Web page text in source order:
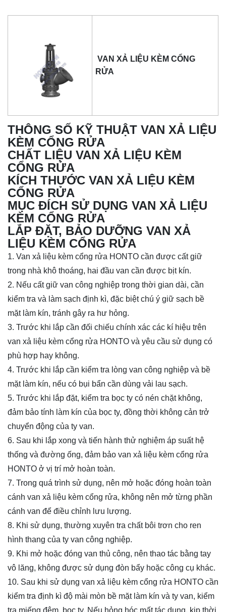
VAN XẢ LIỆU KÈM CỔNG
RỬA
THÔNG SỐ KỸ THUẬT VAN XẢ LIỆU
KÈM CỔNG RỬA
CHẤT LIỆU VAN XẢ LIỆU KÈM
CỔNG RỬA
KÍCH THƯỚC VAN XẢ LIỆU KÈM
CỔNG RỬA
MỤC ĐÍCH SỬ DỤNG VAN XẢ LIỆU
KÈM CỔNG RỬA
LẮP ĐẶT, BẢO DƯỠNG VAN XẢ
LIỆU KÈM CỔNG RỬA
1. Van xả liệu kèm cổng rửa HONTO cần được cất giữ
trong nhà khô thoáng, hai đầu van cần được bịt kín.
2. Nếu cất giữ van công nghiệp trong thời gian dài, cần
kiểm tra và làm sạch định kì, đặc biệt chú ý giữ sạch bề
mặt làm kín, tránh gây ra hư hỏng.
3. Trước khi lắp cần đối chiếu chính xác các kí hiệu trên
van xả liệu kèm cổng rửa HONTO và yêu cầu sử dụng có
phù hợp hay không.
4. Trước khi lắp cần kiểm tra lòng van công nghiệp và bề
mặt làm kín, nếu có bụi bẩn cần dùng vải lau sạch.
5. Trước khi lắp đặt, kiểm tra bọc ty có nén chặt không,
đảm bảo tính làm kín của bọc ty, đồng thời không cản trở
chuyển động của ty van.
6. Sau khi lắp xong và tiến hành thử nghiệm áp suất hệ
thống và đường ống, đảm bảo van xả liệu kèm cổng rửa
HONTO ở vị trí mở hoàn toàn.
7. Trong quá trình sử dụng, nên mở hoặc đóng hoàn toàn
cánh van xả liệu kèm cổng rửa, không nên mở từng phần
cánh van để điều chỉnh lưu lượng.
8. Khi sử dụng, thường xuyên tra chất bôi trơn cho ren
hình thang của ty van công nghiệp.
9. Khi mở hoặc đóng van thủ công, nên thao tác bằng tay
vô lăng, không được sử dụng đòn bẩy hoặc công cụ khác.
10. Sau khi sử dụng van xả liệu kèm cổng rửa HONTO cần
kiểm tra định kì độ mài mòn bề mặt làm kín và ty van, kiểm
tra miếng đệm, bọc ty. Nếu hỏng hóc mất tác dụng, kịp thời